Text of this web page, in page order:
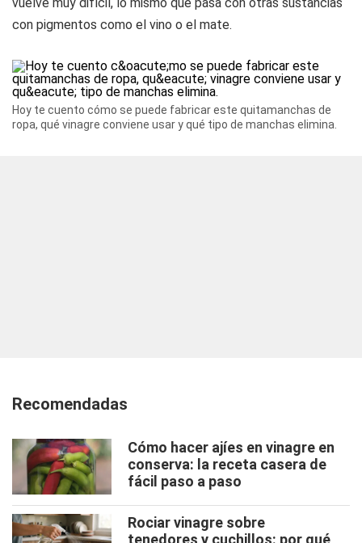
con pigmentos como el vino o el mate.
Hoy te cuento cómo se puede fabricar este quitamanchas de
ropa, qué vinagre conviene usar y qué tipo de manchas elimina.
Recomendadas
Cómo hacer ajíes en vinagre en
conserva: la receta casera de
fácil paso a paso
Rociar vinagre sobre
tenedores y cuchillos: por qué